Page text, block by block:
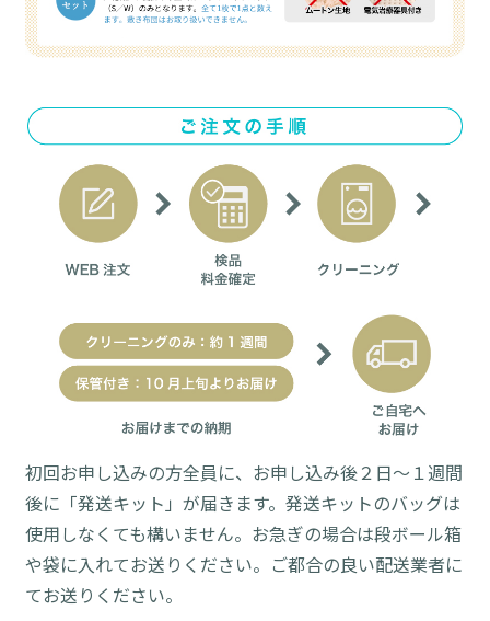
初回お申し込みの方全員に、お申し込み後２日〜１週間
後に「発送キット」が届きます。発送キットのバッグは
使用しなくても構いません。お急ぎの場合は段ボール箱
や袋に入れてお送りください。ご都合の良い配送業者に
てお送りください。